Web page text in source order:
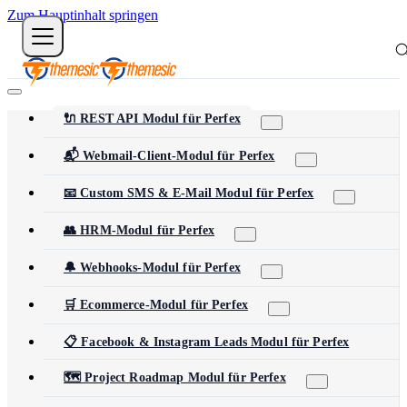
Zum Hauptinhalt springen
🔌 REST API Modul für Perfex
📬 Webmail-Client-Modul für Perfex
📧 Custom SMS & E-Mail Modul für Perfex
👥 HRM-Modul für Perfex
🔔 Webhooks-Modul für Perfex
🛒 Ecommerce-Modul für Perfex
📋 Facebook & Instagram Leads Modul für Perfex
🗺️ Project Roadmap Modul für Perfex